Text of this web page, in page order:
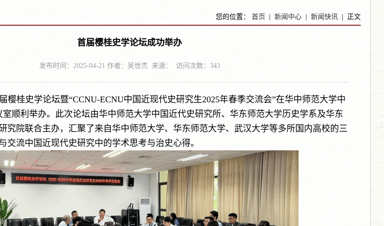
您的位置：首页 |新闻中心 |新闻快讯 | 正文
首届樱桂史学论坛成功举办
发布时间：2025-04-21 作者：吴世杰 来源： 访问次数： 343
樱桂史学论坛暨“CCNU-ECNU中国近现代史研究生2025年春季交流会”在华中师范大学中
室顺利举办。此次论坛由华中师范大学中国近代史研究所、华东师范大学历史学系及华东
究院联合主办，汇聚了来自华中师范大学、华东师范大学、武汉大学等多所国内高校的三
交流中国近现代史研究中的学术思考与治史心得。